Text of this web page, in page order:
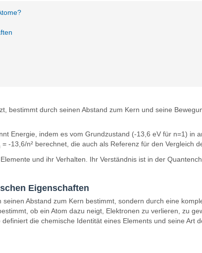
bestimmt durch seinen Abstand zum Kern und seine
Energie, indem es vom Grundzustand (-13,6 eV für n=1)
= -13,6/n² berechnet, die auch als Referenz für den Vergleich
und ihr Verhalten. Ihr Verständnis ist in der
Eigenschaften
Abstand zum Kern bestimmt, sondern durch eine
ob ein Atom dazu neigt, Elektronen zu verlieren, zu
die chemische Identität eines Elements und seine Art